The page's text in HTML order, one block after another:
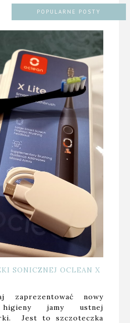
POPULARNE POSTY
SONICZNEJ OCLEAN X
zaprezentować nowy
jamy ustnej
Jest to szczoteczka